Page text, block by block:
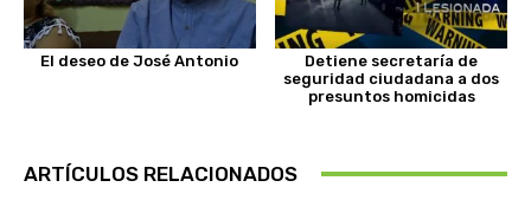
El deseo de José Antonio
Detiene secretaría de
seguridad ciudadana a dos
presuntos homicidas
ARTÍCULOS RELACIONADOS